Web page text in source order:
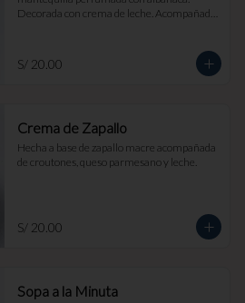
Decorada con crema de leche. Acompañada
S/ 20.00
Crema de Zapallo
Hecha a base de zapallo macre acompañada
de croutones, queso parmesano y leche.
S/ 20.00
Sopa a la Minuta